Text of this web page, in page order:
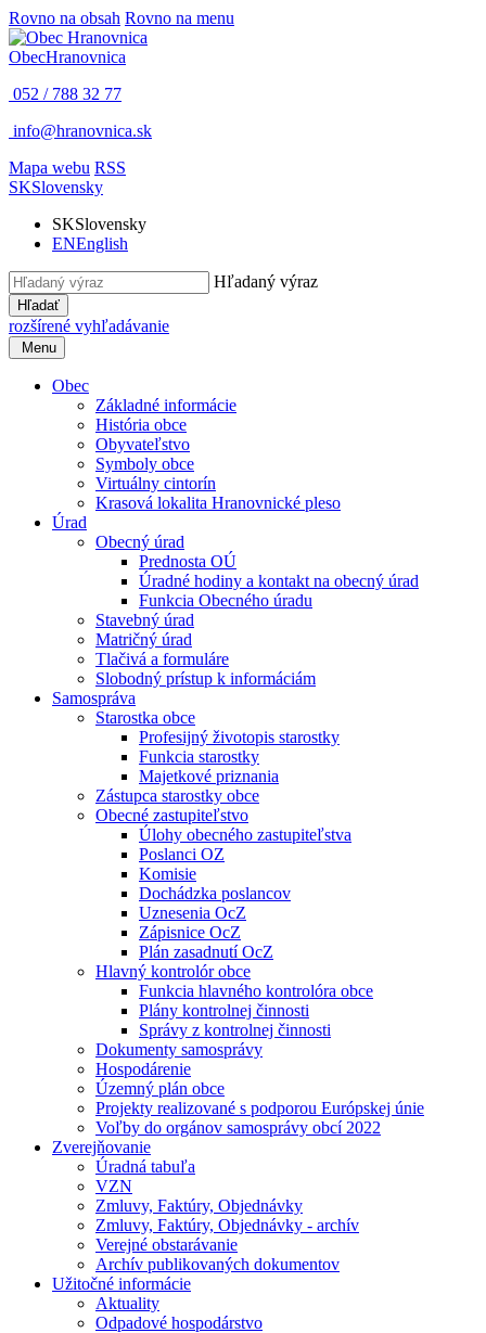
Rovno na obsah Rovno na menu
ObecHranovnica
052 / 788 32 77
info@hranovnica.sk
Mapa webu RSS
SKSlovensky
SKSlovensky
ENEnglish
Hľadaný výraz
Hľadať
rozšírené vyhľadávanie
Menu
Obec
Základné informácie
História obce
Obyvateľstvo
Symboly obce
Virtuálny cintorín
Krasová lokalita Hranovnické pleso
Úrad
Obecný úrad
Prednosta OÚ
Úradné hodiny a kontakt na obecný úrad
Funkcia Obecného úradu
Stavebný úrad
Matričný úrad
Tlačivá a formuláre
Slobodný prístup k informáciám
Samospráva
Starostka obce
Profesijný životopis starostky
Funkcia starostky
Majetkové priznania
Zástupca starostky obce
Obecné zastupiteľstvo
Úlohy obecného zastupiteľstva
Poslanci OZ
Komisie
Dochádzka poslancov
Uznesenia OcZ
Zápisnice OcZ
Plán zasadnutí OcZ
Hlavný kontrolór obce
Funkcia hlavného kontrolóra obce
Plány kontrolnej činnosti
Správy z kontrolnej činnosti
Dokumenty samosprávy
Hospodárenie
Územný plán obce
Projekty realizované s podporou Európskej únie
Voľby do orgánov samosprávy obcí 2022
Zverejňovanie
Úradná tabuľa
VZN
Zmluvy, Faktúry, Objednávky
Zmluvy, Faktúry, Objednávky - archív
Verejné obstarávanie
Archív publikovaných dokumentov
Užitočné informácie
Aktuality
Odpadové hospodárstvo